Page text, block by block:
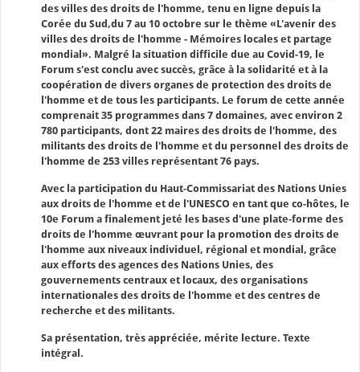
des villes des droits de l'homme, tenu en ligne depuis la
Corée du Sud,du 7 au 10 octobre sur le thème «L'avenir des
villes des droits de l'homme - Mémoires locales et partage
mondial». Malgré la situation difficile due au Covid-19, le
Forum s'est conclu avec succès, grâce à la solidarité et à la
coopération de divers organes de protection des droits de
l'homme et de tous les participants. Le forum de cette année
comprenait 35 programmes dans 7 domaines, avec environ 2
780 participants, dont 22 maires des droits de l'homme, des
militants des droits de l'homme et du personnel des droits de
l'homme de 253 villes représentant 76 pays.
Avec la participation du Haut-Commissariat des Nations Unies
aux droits de l'homme et de l'UNESCO en tant que co-hôtes, le
10e Forum a finalement jeté les bases d'une plate-forme des
droits de l'homme œuvrant pour la promotion des droits de
l'homme aux niveaux individuel, régional et mondial, grâce
aux efforts des agences des Nations Unies, des
gouvernements centraux et locaux, des organisations
internationales des droits de l'homme et des centres de
recherche et des militants.
Sa présentation, très appréciée, mérite lecture. Texte
intégral.